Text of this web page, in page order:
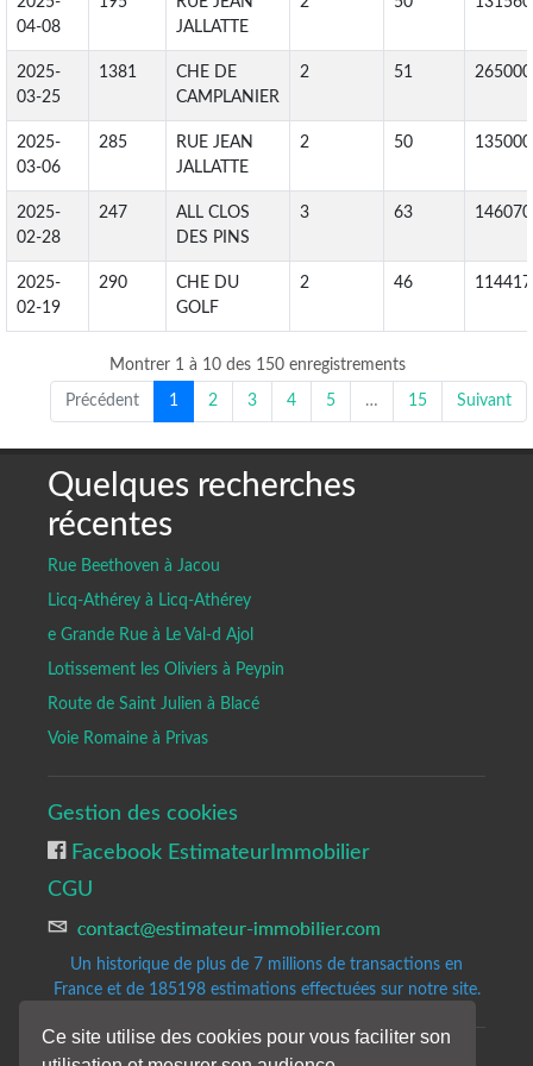
Ce site utilise des cookies pour vous faciliter son
04-08
JALLATTE
2025-
03-25
1381
CHE DE
CAMPLANIER
2 51
2025-
03-06
285
RUE JEAN
JALLATTE
2 50
2025-
02-28
247
ALL CLOS
DES PINS
3 63
2025-
02-19
290
CHE DU
GOLF
2 46
Montrer 1 à 10 des 150 enregistrements
Précédent 1 2 3 4 5 … 15 Suivant
Quelques recherches
récentes
Rue Beethoven à Jacou
Licq-Athérey à Licq-Athérey
e Grande Rue à Le Val-d Ajol
Lotissement les Oliviers à Peypin
Route de Saint Julien à Blacé
Voie Romaine à Privas
Gestion des cookies
Facebook EstimateurImmobilier
CGU
Un historique de plus de 7 millions de transactions en
France et de 185198estimations effectuées sur notre site.